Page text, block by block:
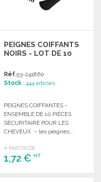
PEIGNES COIFFANTS
NOIRS - LOT DE 10
Réf.53-241860
Stock : 444 articles
PEIGNES COIFFANTES -
ENSEMBLE DE 10 PIÈCES
SÉCURITAIRE POUR LES
CHEVEUX – les peignes...
A PARTIR DE
1,72 €HT